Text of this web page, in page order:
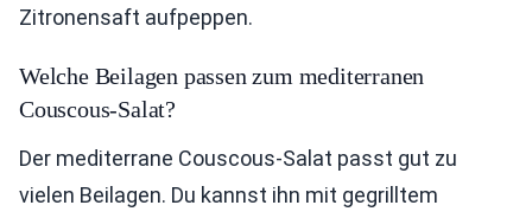
Zitronensaft aufpeppen.
Welche Beilagen passen zum mediterranen
Couscous-Salat?
Der mediterrane Couscous-Salat passt gut zu
vielen Beilagen. Du kannst ihn mit gegrilltem